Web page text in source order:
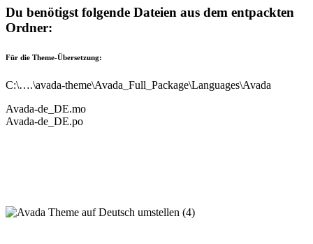
Du benötigst folgende Dateien aus dem entpackten
Ordner:
Für die Theme-Übersetzung:
C:\….\avada-theme\Avada_Full_Package\Languages\Avada
Avada-de_DE.mo
Avada-de_DE.po